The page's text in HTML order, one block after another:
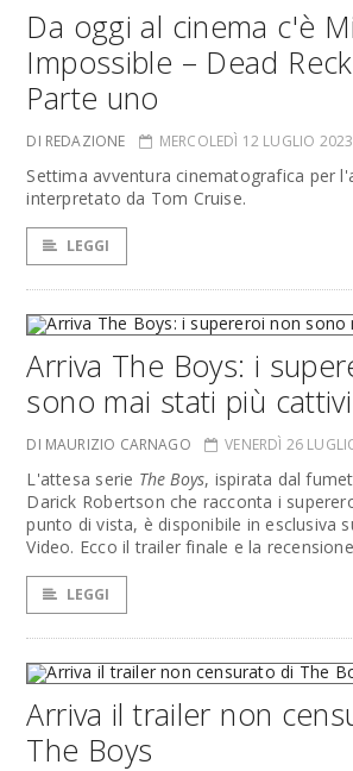
Da oggi al cinema c'è
Impossible – Dead
Parte uno
DI REDAZIONE MERCOLEDÌ 12 LUGLIO 2023
Settima avventura cinematografica per
interpretato da Tom Cruise.
LEGGI
Arriva The Boys: i
sono mai stati più cattivi
DI MAURIZIO CARNAGO VENERDÌ 26
L'attesa serie The Boys, ispirata dal
Darick Robertson che racconta i
punto di vista, è disponibile in esclusiva
Video. Ecco il trailer finale e la
LEGGI
Arriva il trailer non
The Boys